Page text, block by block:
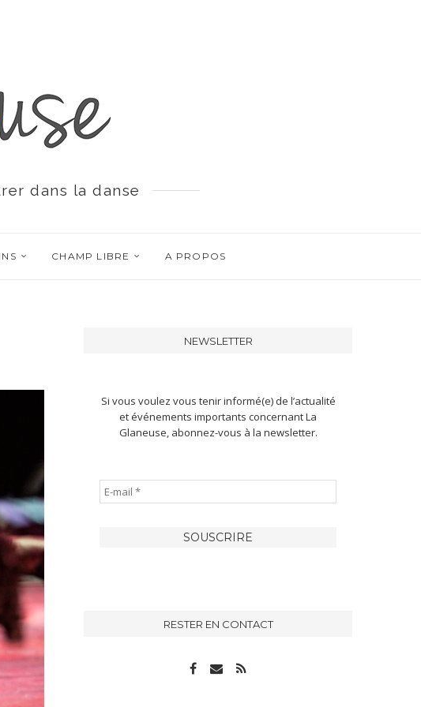
dans la danse
CHAMP LIBRE A PROPOS
NEWSLETTER
Si vous voulez vous tenir informé(e) de l’actualité
et événements importants concernant La
Glaneuse, abonnez-vous à la newsletter.
RESTER EN CONTACT